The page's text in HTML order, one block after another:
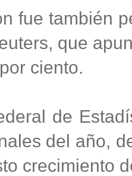
fue también
que
ciento.
de
del año,
crecimiento